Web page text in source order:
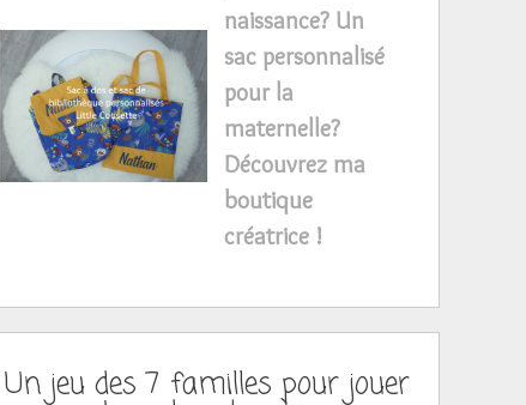
naissance? Un
sac personnalisé
pour la
maternelle?
Découvrez ma
boutique
créatrice !
Un jeu des 7 familles pour jouer